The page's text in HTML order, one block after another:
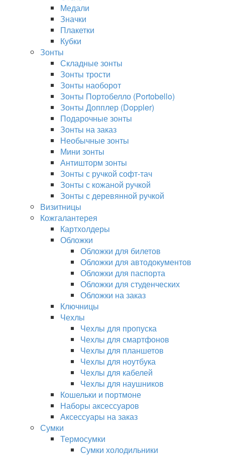
Медали
Значки
Плакетки
Кубки
Зонты
Складные зонты
Зонты трости
Зонты наоборот
Зонты Портобелло (Portobello)
Зонты Допплер (Doppler)
Подарочные зонты
Зонты на заказ
Необычные зонты
Мини зонты
Антишторм зонты
Зонты с ручкой софт-тач
Зонты с кожаной ручкой
Зонты с деревянной ручкой
Визитницы
Кожгалантерея
Картхолдеры
Обложки
Обложки для билетов
Обложки для автодокументов
Обложки для паспорта
Обложки для студенческих
Обложки на заказ
Ключницы
Чехлы
Чехлы для пропуска
Чехлы для смартфонов
Чехлы для планшетов
Чехлы для ноутбука
Чехлы для кабелей
Чехлы для наушников
Кошельки и портмоне
Наборы аксессуаров
Аксессуары на заказ
Сумки
Термосумки
Сумки холодильники